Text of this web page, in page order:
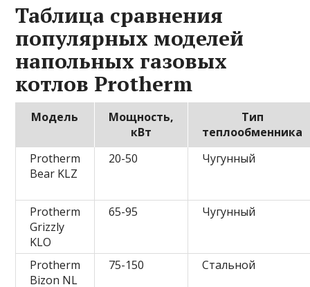
Таблица сравнения
популярных моделей
напольных газовых
котлов Protherm
Модель
Мощность,
кВт
Тип
теплообменника
Protherm
Bear KLZ
20-50 Чугунный
Protherm
Grizzly
KLO
65-95 Чугунный
Protherm
Bizon NL
75-150 Стальной